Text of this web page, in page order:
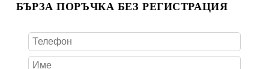
БЪРЗА ПОРЪЧКА БЕЗ РЕГИСТРАЦИЯ